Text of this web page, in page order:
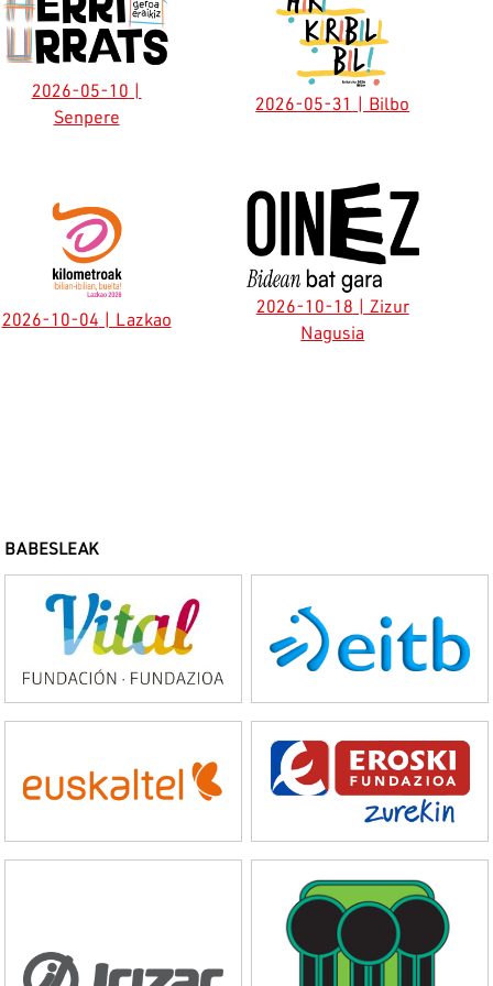
2026-05-10 |
Senpere
2026-05-31 | Bilbo
2026-10-04 | Lazkao
2026-10-18 | Zizur
Nagusia
BABESLEAK